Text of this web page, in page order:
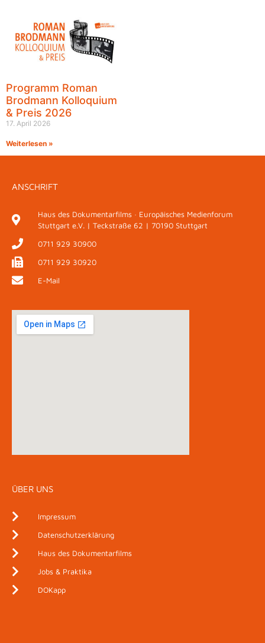
Programm Roman
Brodmann Kolloquium
& Preis 2026
17. April 2026
Weiterlesen »
ANSCHRIFT
Haus des Dokumentarfilms · Europäisches Medienforum
Stuttgart e.V. | Teckstraße 62 | 70190 Stuttgart
0711 929 30900
0711 929 30920
E-Mail
ÜBER UNS
Impressum
Datenschutzerklärung
Haus des Dokumentarfilms
Jobs & Praktika
DOKapp